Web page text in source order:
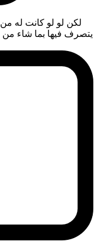
لكن لو لو كانت له
يتصرف فيها بما شاء من